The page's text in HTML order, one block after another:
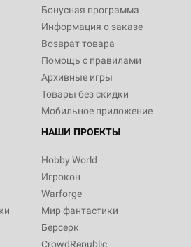
Бонусная программа
Информация о заказе
Возврат товара
Помощь с правилами
Архивные игры
Товары без скидки
Мобильное приложение
НАШИ ПРОЕКТЫ
Hobby World
Игрокон
Warforge
Мир фантастики
Берсерк
CrowdRepublic